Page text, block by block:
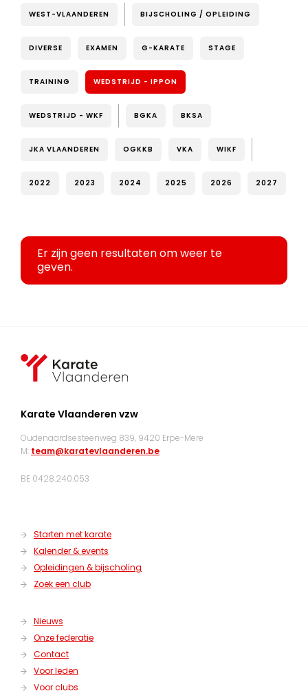
WEST-VLAANDEREN BIJSCHOLING / OPLEIDING
DIVERSE EXAMEN G-KARATE STAGE
TRAINING WEDSTRIJD - IPPON
WEDSTRIJD - WKF BGKA BKSA
JKA VLAANDEREN OGKKB VKA WIKF
2022 2023 2024 2025 2026 2027
Er zijn geen resultaten om weer te
geven.
Karate Vlaanderen vzw
Oudenaardsesteenweg 839, 9420 Erpe-Mere
M: team@karatevlaanderen.be
BE 0428.240.053
Starten met karate
Kalender & events
Opleidingen & bijscholing
Zoek een club
Nieuws
Onze federatie
Contact
Voor leden
Voor clubs